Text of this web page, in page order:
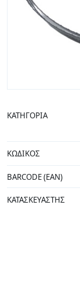
ΚΑΤΗΓΟΡΊΑ
ΚΩΔΙΚΌΣ
BARCODE (EAN)
ΚΑΤΑΣΚΕΥΑΣΤΉΣ